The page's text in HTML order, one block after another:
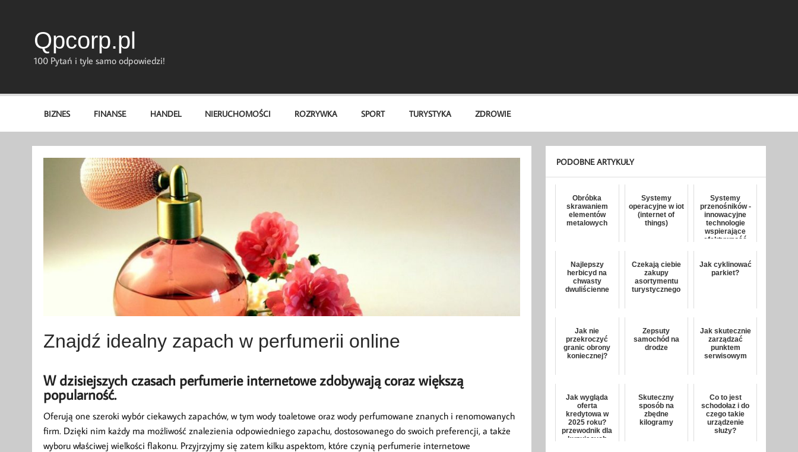
Qpcorp.pl
100 Pytań i tyle samo odpowiedzi!
BIZNES FINANSE HANDEL NIERUCHOMOŚCI ROZRYWKA SPORT TURYSTYKA ZDROWIE
Znajdź idealny zapach w perfumerii online
W dzisiejszych czasach perfumerie internetowe zdobywają coraz większą
popularność.
Oferują one szeroki wybór ciekawych zapachów, w tym wody toaletowe oraz wody perfumowane znanych i renomowanych
firm. Dzięki nim każdy ma możliwość znalezienia odpowiedniego zapachu, dostosowanego do swoich preferencji, a także
wyboru właściwej wielkości flakonu. Przyjrzyjmy się zatem kilku aspektom, które czynią perfumerie internetowe
PODOBNE ARTYKUŁY
Obróbka
skrawaniem
elementów
metalowych
Systemy
operacyjne w iot
(internet of
things)
Systemy
przenośników -
innowacyjne
technologie
wspierające
efektywność
Najlepszy
herbicyd na
chwasty
dwuliścienne
Czekają ciebie
zakupy
asortymentu
turystycznego
Jak cyklinować
parkiet?
Jak nie
przekroczyć
granic obrony
koniecznej?
Zepsuty
samochód na
drodze
Jak skutecznie
zarządzać
punktem
serwisowym
Jak wygląda
oferta
kredytowa w
2025 roku?
przewodnik dla
kupujących
Skuteczny
sposób na
zbędne
kilogramy
Co to jest
schodołaz i do
czego takie
urządzenie
służy?